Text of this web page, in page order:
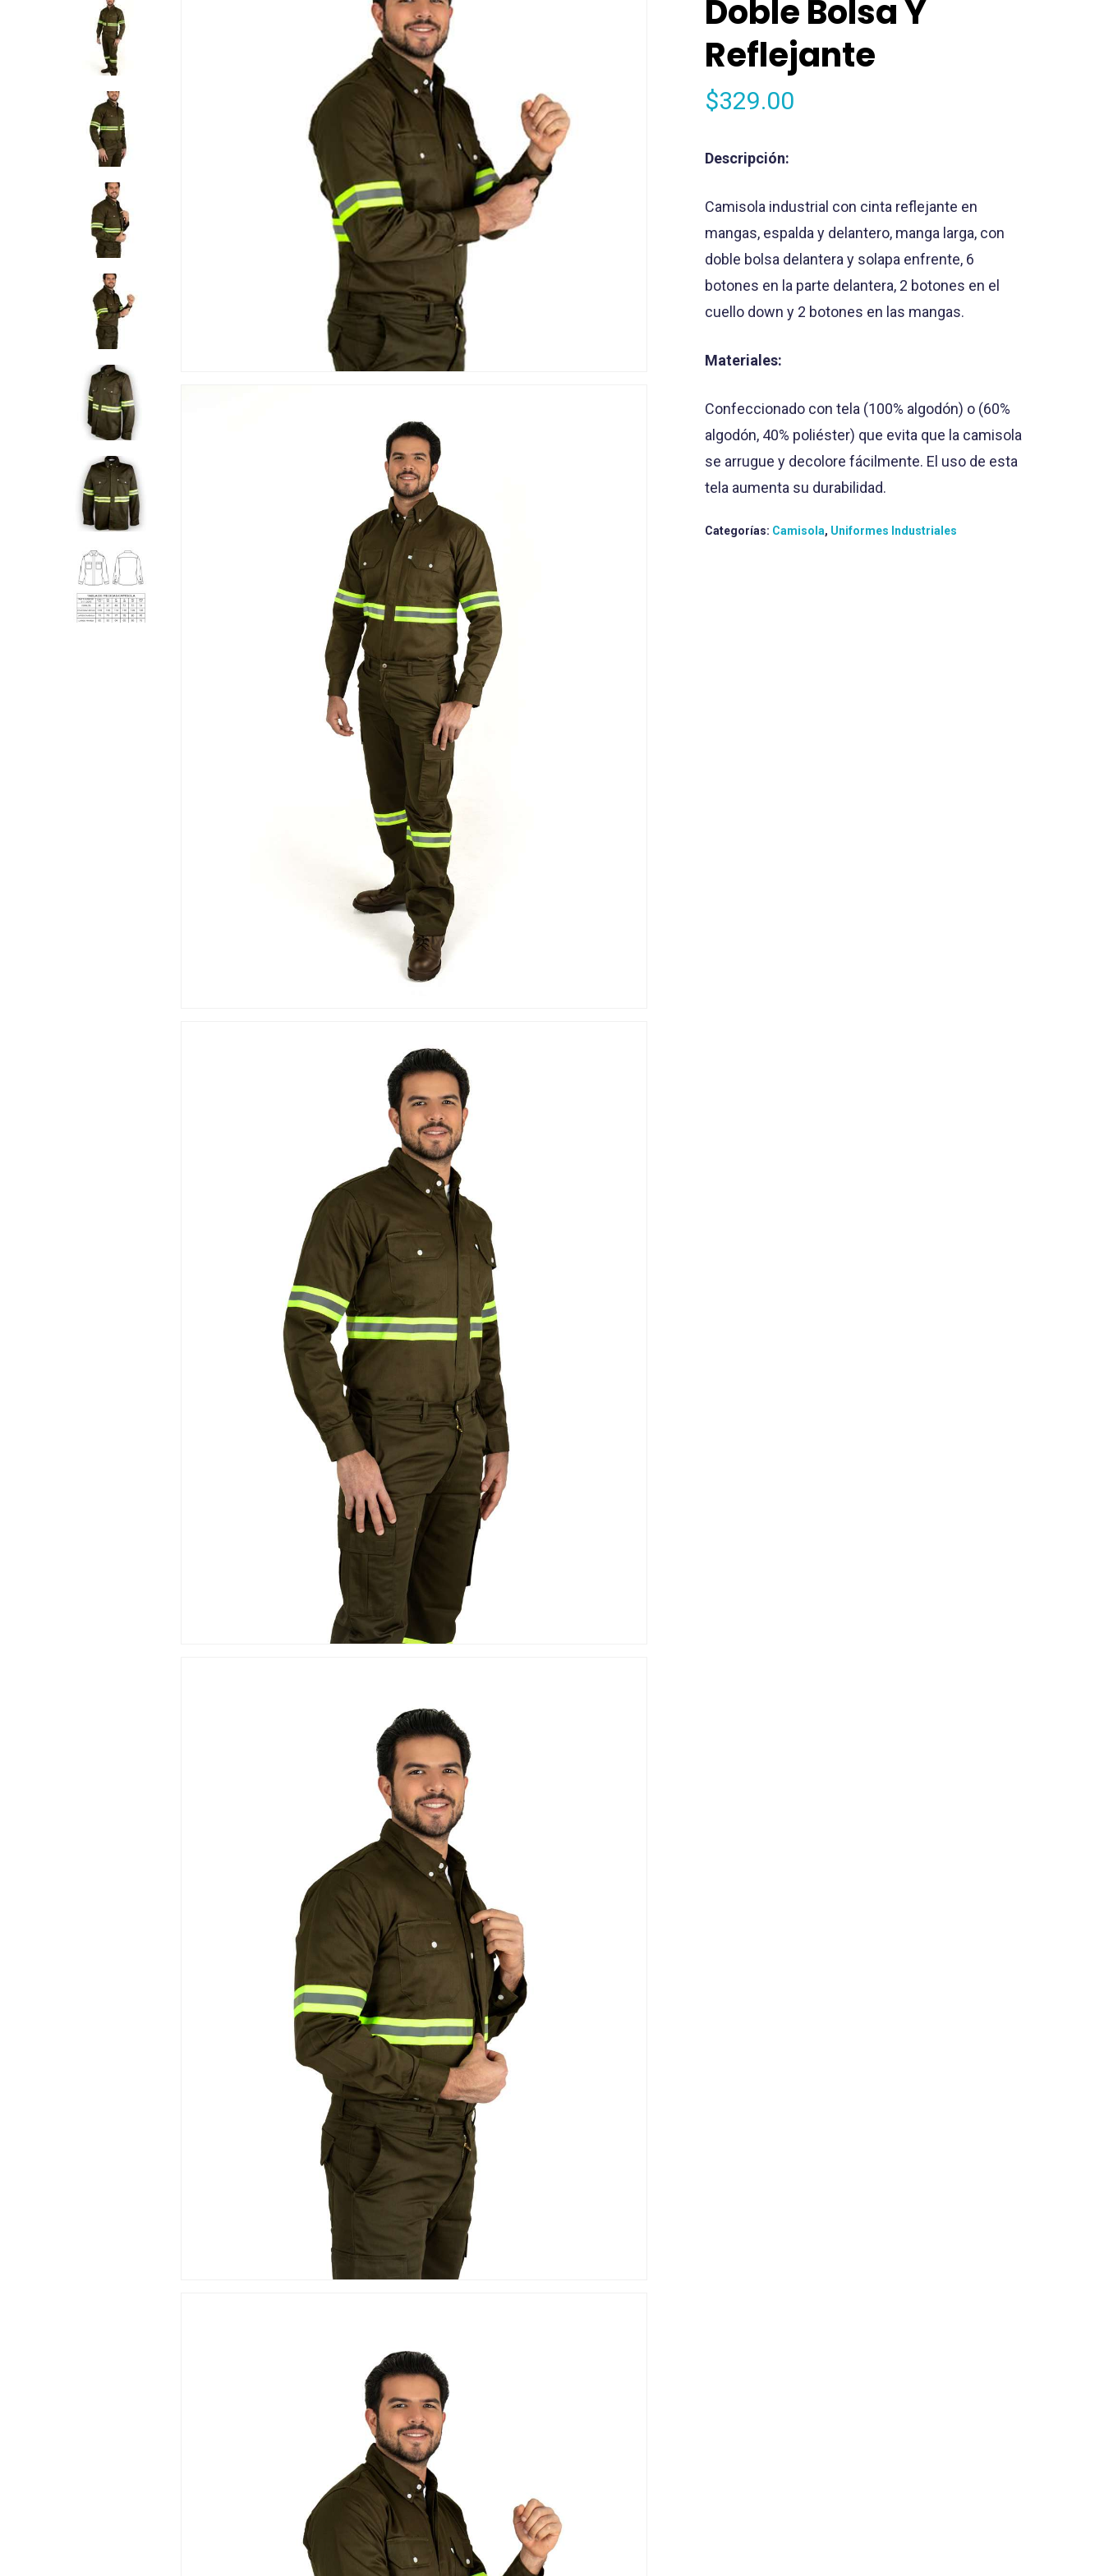
Doble Bolsa Y
Reflejante
$329.00
Descripción:
Camisola industrial con cinta reflejante en
mangas, espalda y delantero, manga larga, con
doble bolsa delantera y solapa enfrente, 6
botones en la parte delantera, 2 botones en el
cuello down y 2 botones en las mangas.
Materiales:
Confeccionado con tela (100% algodón) o (60%
algodón, 40% poliéster) que evita que la camisola
se arrugue y decolore fácilmente. El uso de esta
tela aumenta su durabilidad.
Categorías: Camisola, Uniformes Industriales